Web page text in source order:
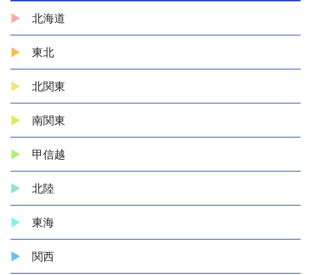
北海道
東北
北関東
南関東
甲信越
北陸
東海
関西